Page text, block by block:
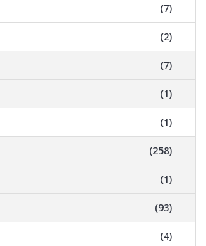
(7)
(2)
(7)
(1)
(1)
(258)
(1)
(93)
(4)